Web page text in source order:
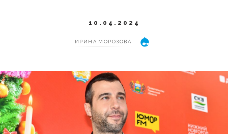
10.04.2024
ИРИНА МОРОЗОВА